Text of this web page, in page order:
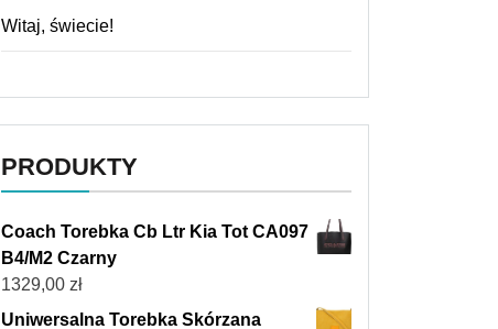
Witaj, świecie!
PRODUKTY
Coach Torebka Cb Ltr Kia Tot CA097
B4/M2 Czarny
1329,00 zł
Uniwersalna Torebka Skórzana